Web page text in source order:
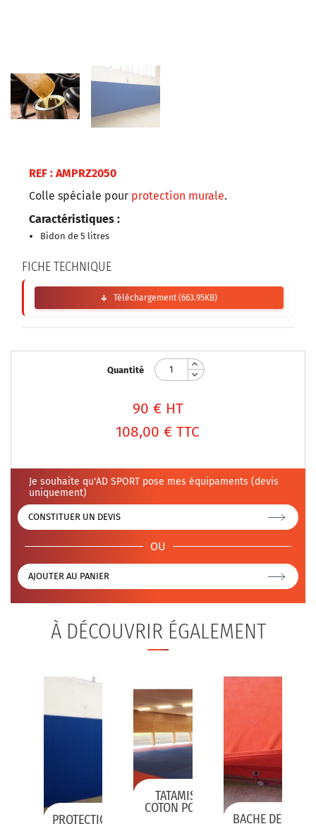
REF : AMPRZ2050
Colle spéciale pour protection murale.
Caractéristiques :
Bidon de 5 litres
FICHE TECHNIQUE
Téléchargement (663.95KB)
Quantité
90 € HT
108,00 € TTC
Je souhaite qu'AD SPORT pose mes équipaments (devis
uniquement)
CONSTITUER UN DEVIS
OU
AJOUTER AU PANIER
À DÉCOUVRIR ÉGALEMENT
PROTECTION MURALE À COLLER
TATAMIS DESSUS VINYLE OU
COTON POUR LA COMPÉTITION
OU... BACHE DE